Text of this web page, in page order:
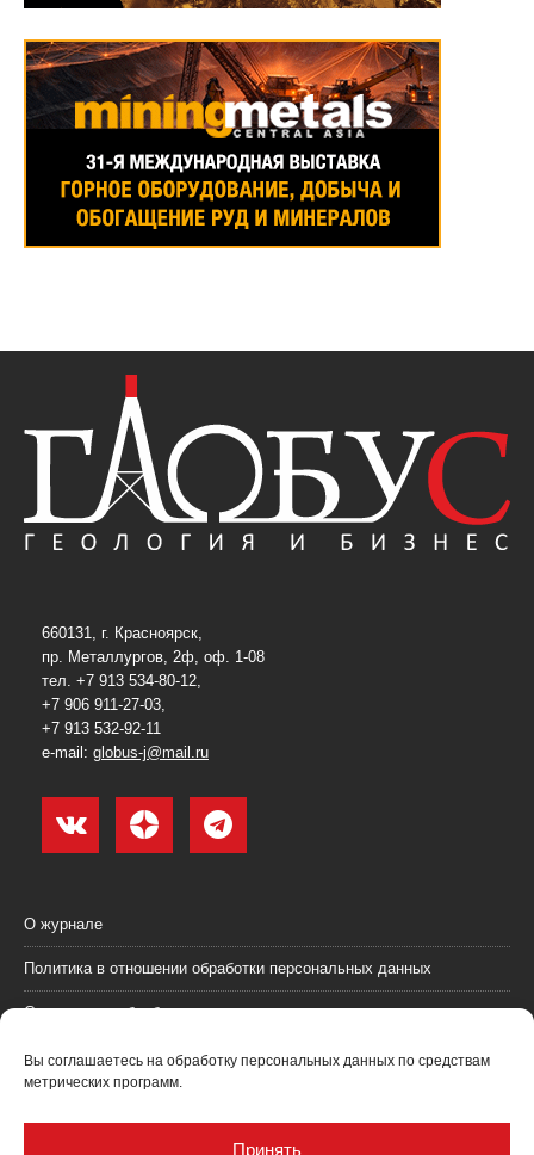
Вы соглашаетесь на обработку персональных данных по средствам
метрических программ.
Принять
660131, г. Красноярск,
пр. Металлургов, 2ф, оф. 1-08
тел. +7 913 534-80-12,
+7 906 911-27-03,
+7 913 532-92-11
e-mail: globus-j@mail.ru
О журнале
Политика в отношении обработки персональных данных
Согласие на обработку персональных данных
Пользовательское соглашение (оферта)